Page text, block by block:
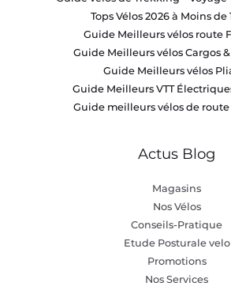
Tops Vélos 2026 à Moins
Guide Meilleurs vélos route
Guide Meilleurs vélos Cargos
Guide Meilleurs vélos
Guide Meilleurs VTT
Guide meilleurs vélos de route
Actus Blog
Magasins
Nos Vélos
Conseils-Pratique
Etude Posturale velo
Promotions
Nos Services